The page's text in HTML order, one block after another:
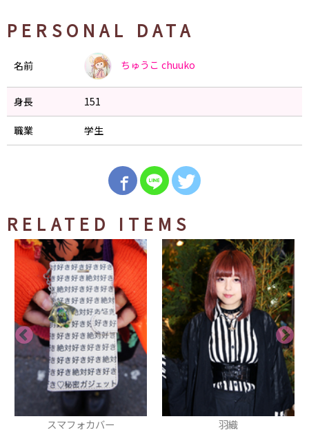
PERSONAL DATA
名前 ちゅうこ chuuko
身長 151
職業 学生
RELATED ITEMS
羽織